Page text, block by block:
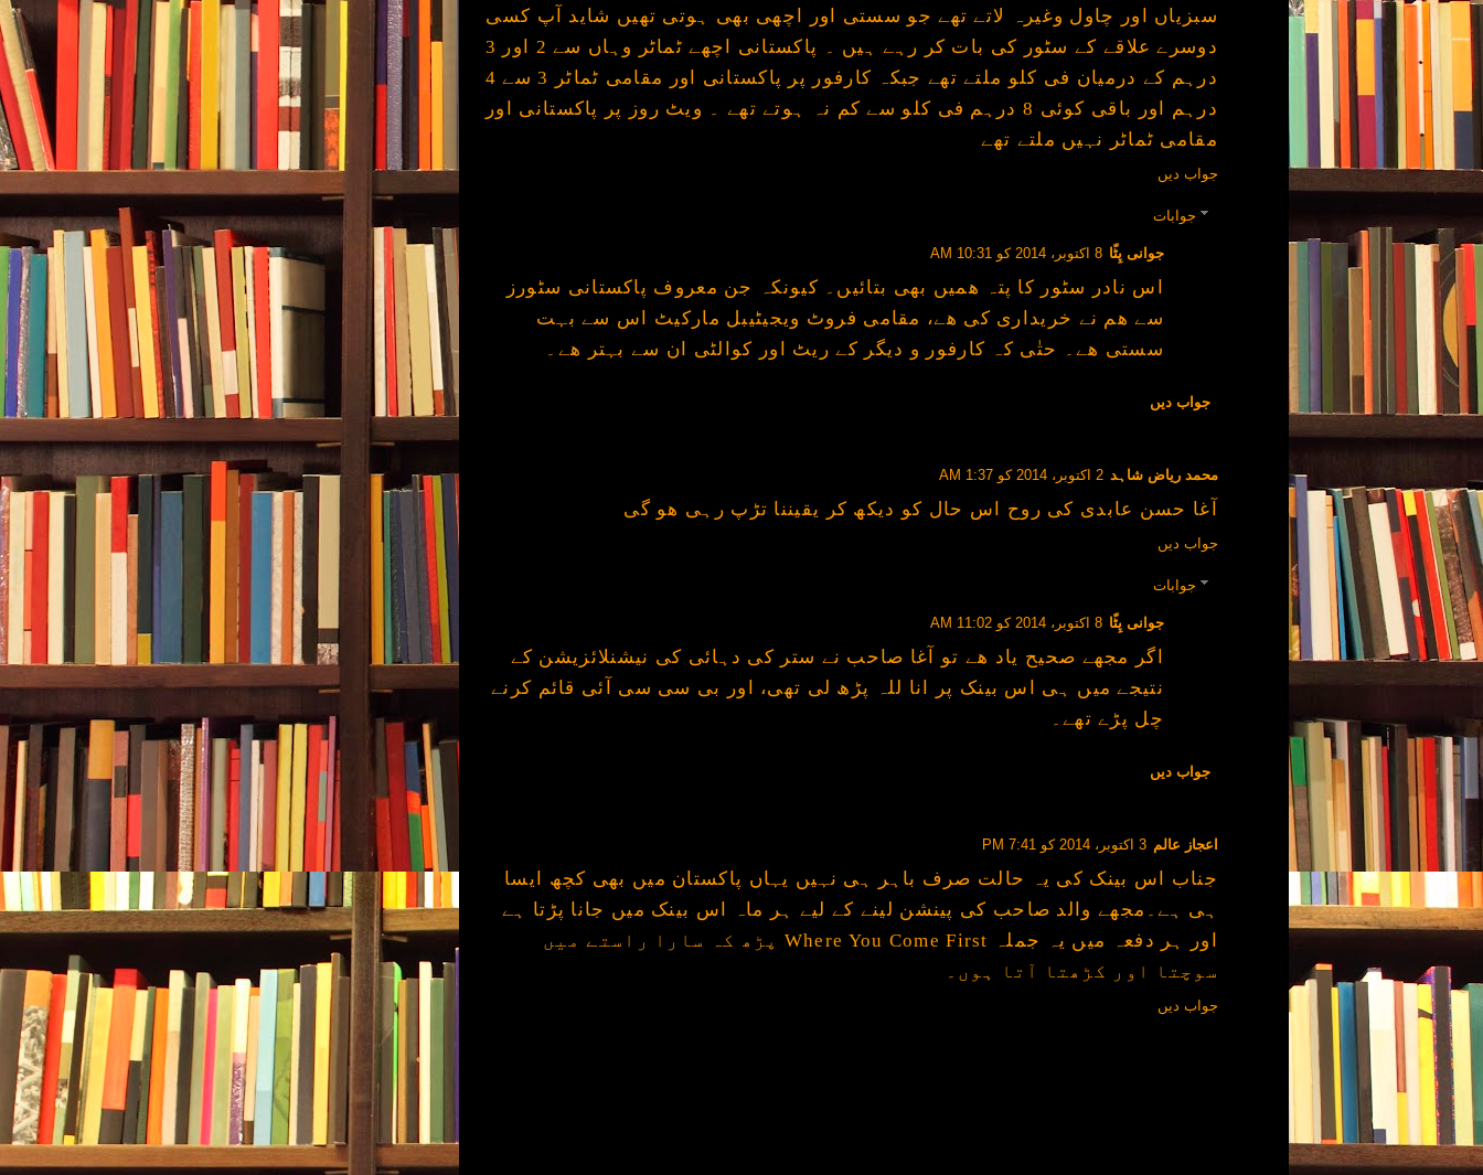
سبزیاں اور چاول وغیرہ لاتے تھے جو سستی اور اچھی بھی ہوتی تھیں شاید آپ کسی
دوسرے علاقے کے سٹور کی بات کر رہے ہیں ۔ پاکستانی اچھے ٹماٹر وہاں سے 2 اور 3
درہم کے درمیان فی کلو ملتے تھے جبکہ کارفور پر پاکستانی اور مقامی ٹماٹر 3 سے 4
درہم اور باقی کوئی 8 درہم فی کلو سے کم نہ ہوتے تھے ۔ ویٹ روز پر پاکستانی اور
مقامی ٹماٹر نہیں ملتے تھے
جواب دیں
جوابات
جوانی پِٹّا 8 اکتوبر، 2014 کو 10:31 AM
اس نادر سٹور کا پتہ ھمیں بھی بتائیں۔ کیونکہ جن معروف پاکستانی سٹورز
سے ھم نے خریداری کی ھے، مقامی فروٹ ویجیٹیبل مارکیٹ اس سے بہت
سستی ھے۔ حتٰی کہ کارفور و دیگر کے ریٹ اور کوالٹی ان سے بہتر ھے۔
جواب دیں
محمد ریاض شاہد 2 اکتوبر، 2014 کو 1:37 AM
آغا حسن عابدی کی روح اس حال کو دیکھ کر یقیننا تڑپ رہی ھو گی
جواب دیں
جوابات
جوانی پِٹّا 8 اکتوبر، 2014 کو 11:02 AM
اگر مجھے صحیح یاد ھے تو آغا صاحب نے ستر کی دہائی کی نیشنلائزیشن کے
نتیجے میں ہی اس بینک پر انا للہ پڑھ لی تھی، اور بی سی سی آئی قائم کرنے
چل پڑے تھے۔
جواب دیں
اعجاز عالم 3 اکتوبر، 2014 کو 7:41 PM
جناب اس بینک کی یہ حالت صرف باہر ہی نہیں یہاں پاکستان میں بھی کچھ ایسا
ہی ہے۔مجھے والد صاحب کی پینشن لینے کے لیے ہر ماہ اس بینک میں جانا پڑتا ہے
اور ہر دفعہ میں یہ جملہ Where You Come First پڑھ کہ سارا راستے میں
سوچتا اور کڑھتا آتا ہوں۔
جواب دیں